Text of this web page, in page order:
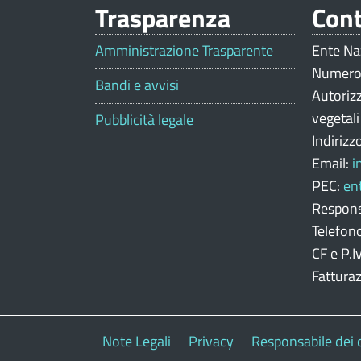
Trasparenza
Amministrazione Trasparente
Bandi e avvisi
Pubblicità legale
Ente
Email:
PEC:
CF e
Note Legali Privacy Responsabile